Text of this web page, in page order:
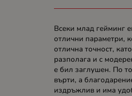
Всеки млад гейминг
отлични параметри,
отлична точност,
разполага и с
е бил заглушен. По
върти, а
издръжлив и има